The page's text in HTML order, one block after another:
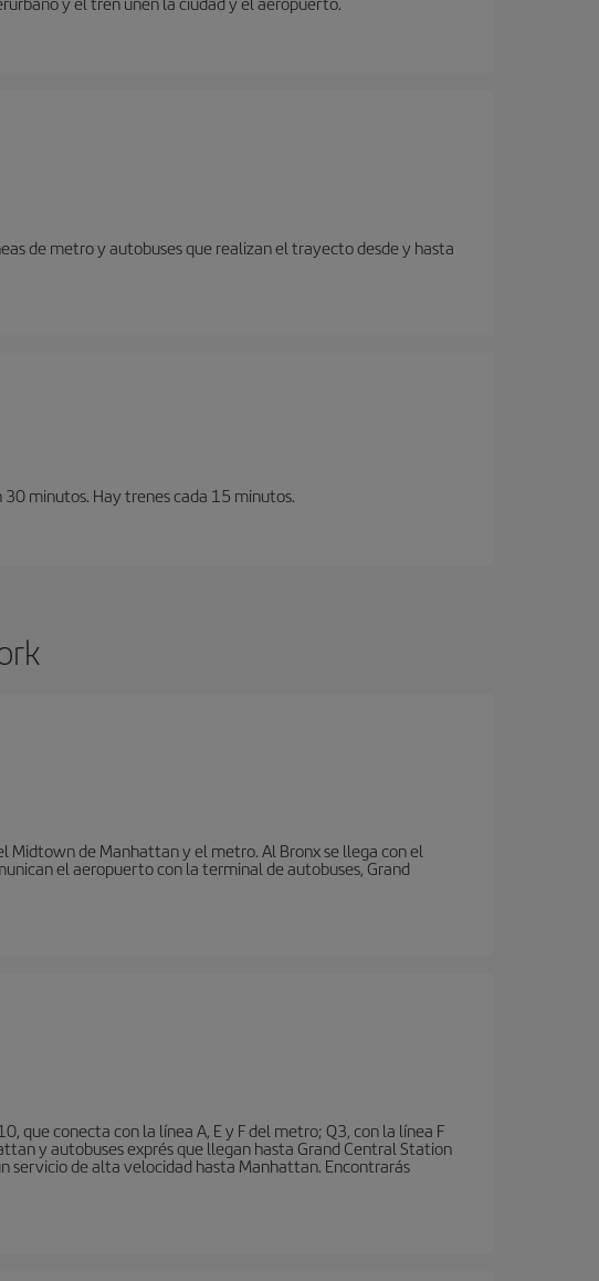
de metro y autobuses que realizan el trayecto desde y hasta
minutos. Hay trenes cada 15 minutos.
Midtown de Manhattan y el metro. Al Bronx se llega con el
el aeropuerto con la terminal de autobuses, Grand
que conecta con la línea A, E y F del metro; Q3, con la línea F
y autobuses exprés que llegan hasta Grand Central Station
servicio de alta velocidad hasta Manhattan. Encontrarás